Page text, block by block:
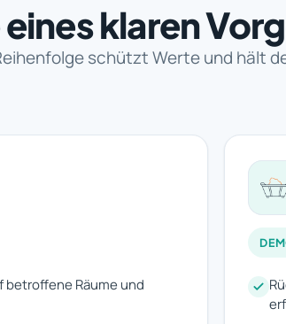
klaren
schützt Werte und hält
betroffene Räume und